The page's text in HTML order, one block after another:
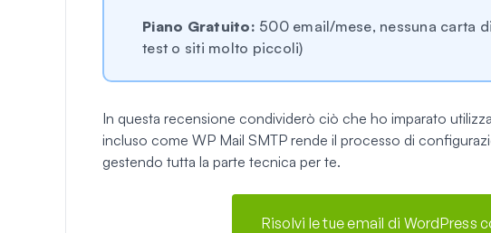
Piano Gratuito: 500 email/mese, nessuna carta
test o siti molto piccoli)
In questa recensione condividerò ciò che ho imparato
incluso come WP Mail SMTP rende il processo di
gestendo tutta la parte tecnica per te.
Risolvi le tue email di WordPress